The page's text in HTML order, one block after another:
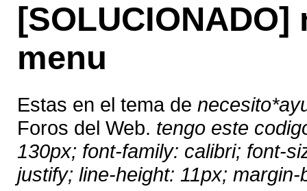
menu
Estas en el tema de
Foros del Web. tengo este
130px; font-family: calibri; font-
justify; line-height: 11px;